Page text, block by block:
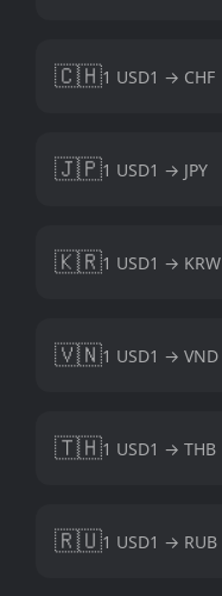
🇨🇭1 USD1 → CHF
🇯🇵1 USD1 → JPY
🇰🇷1 USD1 → KRW
🇻🇳1 USD1 → VND
🇹🇭1 USD1 → THB
🇷🇺1 USD1 → RUB